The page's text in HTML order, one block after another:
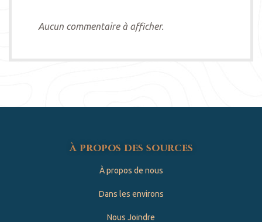
Aucun commentaire à afficher.
à propos des sources
À propos de nous
Dans les environs
Nous Joindre